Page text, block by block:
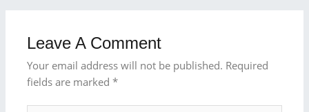
Leave A Comment
Your email address will not be published. Required
fields are marked*